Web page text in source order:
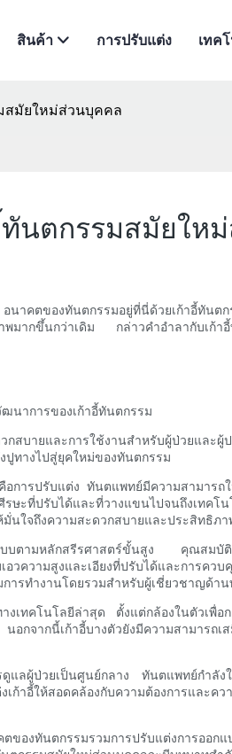
สินค้า การปรับแต่ง เทค
สมัยใหม่ส่วนบุคคล
นตกรรมสมัยให
าคตของทันตกรรมอยู่ที่นี่ด้วยเก้าอี้ทันต
มากขึ้นกว่าเดิม กล่าวคำอำลากับเก้า
นาการของเก้าอี้ทันตกรรม
กสบายและการใช้งานสำหรับผู้ป่วยแ
ทางไปสู่ยุคใหม่ของทันตกรรม
รปรับแต่ง ทันตแพทย์มีความสามารถ
ษะที่ปรับได้และที่วางแขนไปจนถึงเทค
นใจถึงความสะดวกสบายและประสิทธิภ
บบตามหลักสรีรศาสตร์ขั้นสูง คุณสมบัติ
ความสูงและเอียงที่ปรับได้และการคว
ารทำงานโดยรวมสำหรับผู้เชี่ยวชาญด้า
เทคโนโลยีล่าสุด ตั้งแต่กล้องในตัวเพื่
กจากนี้เก้าอี้บางตัวยังมีความสามารถ
แลผู้ป่วยเป็นศูนย์กลาง ทันตแพทย์กำลั
าอี้ให้สอดคล้องกับความต้องการและ
องทันตกรรมรวมการปรับแต่งการออ